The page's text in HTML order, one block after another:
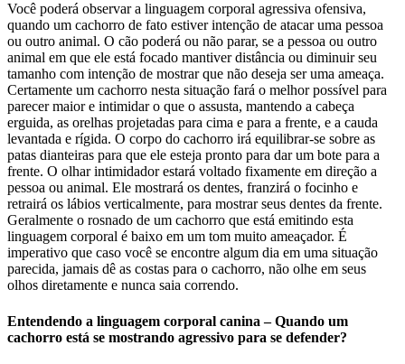
Você poderá observar a linguagem corporal agressiva ofensiva,
quando um cachorro de fato estiver intenção de atacar uma pessoa
ou outro animal. O cão poderá ou não parar, se a pessoa ou outro
animal em que ele está focado mantiver distância ou diminuir seu
tamanho com intenção de mostrar que não deseja ser uma ameaça.
Certamente um cachorro nesta situação fará o melhor possível para
parecer maior e intimidar o que o assusta, mantendo a cabeça
erguida, as orelhas projetadas para cima e para a frente, e a cauda
levantada e rígida. O corpo do cachorro irá equilibrar-se sobre as
patas dianteiras para que ele esteja pronto para dar um bote para a
frente. O olhar intimidador estará voltado fixamente em direção a
pessoa ou animal. Ele mostrará os dentes, franzirá o focinho e
retrairá os lábios verticalmente, para mostrar seus dentes da frente.
Geralmente o rosnado de um cachorro que está emitindo esta
linguagem corporal é baixo em um tom muito ameaçador. É
imperativo que caso você se encontre algum dia em uma situação
parecida, jamais dê as costas para o cachorro, não olhe em seus
olhos diretamente e nunca saia correndo.
Entendendo a linguagem corporal canina – Quando um
cachorro está se mostrando agressivo para se defender?